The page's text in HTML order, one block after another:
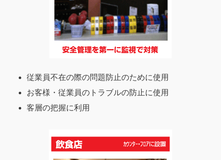
従業員不在の際の問題防止のために使用
お客様・従業員のトラブルの防止に使用
客層の把握に利用